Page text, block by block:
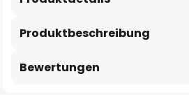
Produktbeschreibung
Bewertungen